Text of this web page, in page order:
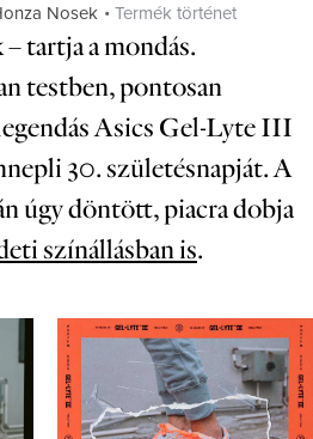
Nosek Categories
Termék történet
tartja a mondás.
testben, pontosan
Asics Gel-Lyte III
30. születésnapját. A
úgy döntött, piacra dobja
színállásban is.